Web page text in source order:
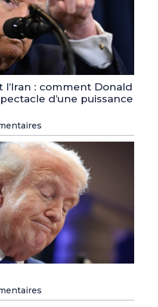
l’Iran : comment Donald
d’une puissance